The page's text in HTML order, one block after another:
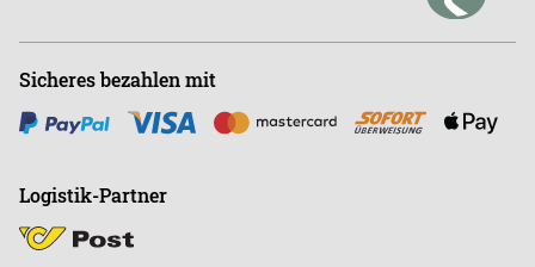
Sicheres bezahlen mit
Logistik-Partner